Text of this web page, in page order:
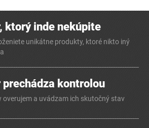
ktorý inde nekúpite
unikátne produkty, ktoré nikto iný
prechádza kontrolou
overujem a uvádzam ich skutočný stav